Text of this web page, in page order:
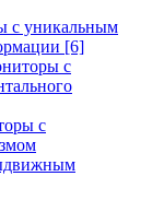
с уникальным
[6]
с
с